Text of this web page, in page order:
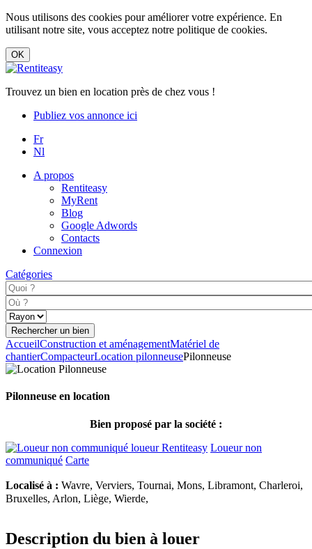
Nous utilisons des cookies pour améliorer votre expérience. En
utilisant notre site, vous acceptez notre politique de cookies.
Trouvez un bien en location près de chez vous !
Publiez vos annonce ici
Fr
Nl
A propos
Rentiteasy
MyRent
Blog
Google Adwords
Contacts
Connexion
Catégories
AccueilConstruction et aménagementMatériel de
chantierCompacteurLocation pilonneusePilonneuse
Pilonneuse en location
Bien proposé par la société :
Loueur non
communiqué Carte
Localisé à : Wavre, Verviers, Tournai, Mons, Libramont, Charleroi,
Bruxelles, Arlon, Liège, Wierde,
Description du bien à louer